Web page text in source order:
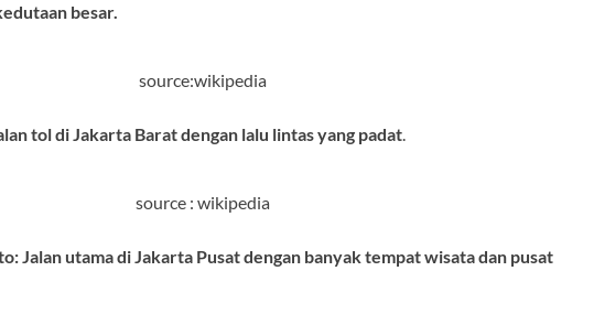
besar.
source:wikipedia
tol di Jakarta Barat dengan lalu lintas yang padat.
source : wikipedia
Jalan utama di Jakarta Pusat dengan banyak tempat wisata dan pusat